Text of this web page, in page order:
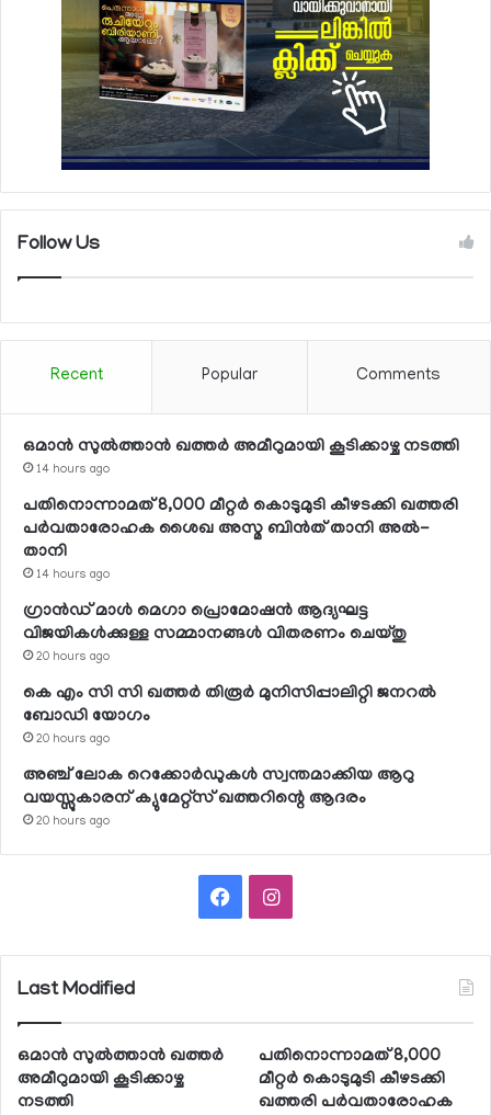
Follow Us
Recent Popular Comments
ഒമാന്‍ സുല്‍ത്താന്‍ ഖത്തര്‍ അമീറുമായി കൂടിക്കാഴ്ച നടത്തി
14 hours ago
പതിനൊന്നാമത് 8,000 മീറ്റര്‍ കൊടുമുടി കീഴടക്കി ഖത്തരി
പര്‍വതാരോഹക ശൈഖ അസ്മ ബിന്‍ത് താനി അല്‍-
താനി
14 hours ago
ഗ്രാന്‍ഡ് മാള്‍ മെഗാ പ്രൊമോഷന്‍ ആദ്യഘട്ട
വിജയികള്‍ക്കുള്ള സമ്മാനങ്ങള്‍ വിതരണം ചെയ്തു
20 hours ago
കെ എം സി സി ഖത്തര്‍ തിരൂര്‍ മുനിസിപ്പാലിറ്റി ജനറല്‍
ബോഡി യോഗം
20 hours ago
അഞ്ച് ലോക റെക്കോര്‍ഡുകള്‍ സ്വന്തമാക്കിയ ആറു
വയസ്സുകാരന് ക്യുമേറ്റ്‌സ് ഖത്തറിന്റെ ആദരം
20 hours ago
FacebookInstagram
Last Modified
ഒമാന്‍ സുല്‍ത്താന്‍ ഖത്തര്‍
അമീറുമായി കൂടിക്കാഴ്ച
നടത്തി
പതിനൊന്നാമത് 8,000
മീറ്റര്‍ കൊടുമുടി കീഴടക്കി
ഖത്തരി പര്‍വതാരോഹക